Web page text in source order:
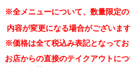
※全メニューについて、数量限定の
内容が変更になる場合がございます
※価格は全て税込み表記となってお
お店からの直接のテイクアウトに